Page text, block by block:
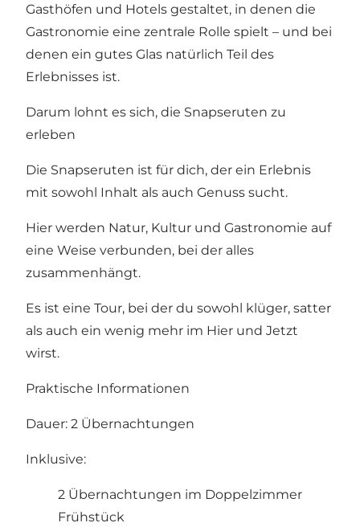
Gasthöfen und Hotels gestaltet, in denen die
Gastronomie eine zentrale Rolle spielt – und bei
denen ein gutes Glas natürlich Teil des
Erlebnisses ist.
Darum lohnt es sich, die Snapseruten zu
erleben
Die Snapseruten ist für dich, der ein Erlebnis
mit sowohl Inhalt als auch Genuss sucht.
Hier werden Natur, Kultur und Gastronomie auf
eine Weise verbunden, bei der alles
zusammenhängt.
Es ist eine Tour, bei der du sowohl klüger, satter
als auch ein wenig mehr im Hier und Jetzt
wirst.
Praktische Informationen
Dauer: 2 Übernachtungen
Inklusive:
2 Übernachtungen im Doppelzimmer
Frühstück